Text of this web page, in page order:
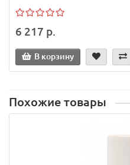
6 217 р.
В корзину
Похожие товары